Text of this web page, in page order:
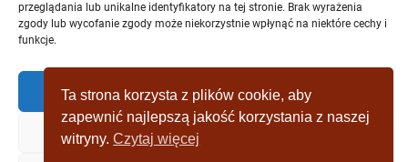
przeglądania lub unikalne identyfikatory na tej stronie. Brak wyrażenia
zgody lub wycofanie zgody może niekorzystnie wpłynąć na niektóre cechy i
funkcje.
Zaakceptować
Zaprzeczyć
Ta strona korzysta z plików cookie, aby
zapewnić najlepszą jakość korzystania z naszej
witryny.Czytaj więcej